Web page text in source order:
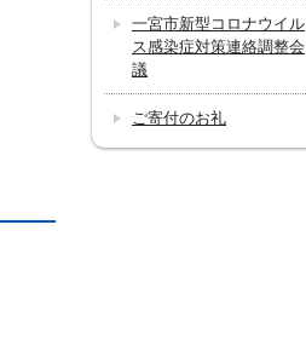
一宮市新型コロナウイル
ス感染症対策連絡調整会
議
ご寄付のお礼